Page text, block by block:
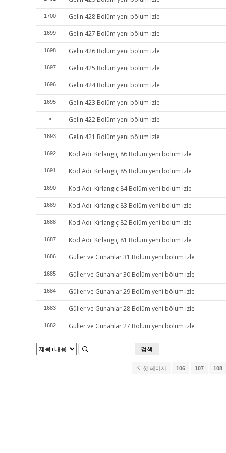
1700 Gelin 428 Bölüm yeni bölüm izle
1699 Gelin 427 Bölüm yeni bölüm izle
1698 Gelin 426 Bölüm yeni bölüm izle
1697 Gelin 425 Bölüm yeni bölüm izle
1696 Gelin 424 Bölüm yeni bölüm izle
1695 Gelin 423 Bölüm yeni bölüm izle
» Gelin 422 Bölüm yeni bölüm izle
1693 Gelin 421 Bölüm yeni bölüm izle
1692 Kod Adı: Kırlangıç 86 Bölüm yeni bölüm izle
1691 Kod Adı: Kırlangıç 85 Bölüm yeni bölüm izle
1690 Kod Adı: Kırlangıç 84 Bölüm yeni bölüm izle
1689 Kod Adı: Kırlangıç 83 Bölüm yeni bölüm izle
1688 Kod Adı: Kırlangıç 82 Bölüm yeni bölüm izle
1687 Kod Adı: Kırlangıç 81 Bölüm yeni bölüm izle
1686 Güller ve Günahlar 31 Bölüm yeni bölüm izle
1685 Güller ve Günahlar 30 Bölüm yeni bölüm izle
1684 Güller ve Günahlar 29 Bölüm yeni bölüm izle
1683 Güller ve Günahlar 28 Bölüm yeni bölüm izle
1682 Güller ve Günahlar 27 Bölüm yeni bölüm izle
검색
첫 페이지 106 107 108